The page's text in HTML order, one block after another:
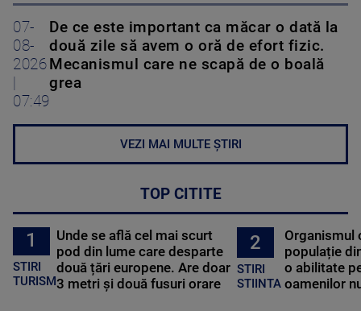
07-
08-
2026
07:49
De ce este important ca măcar o dată la
două zile să avem o oră de efort fizic.
Mecanismul care ne scapă de o boală
grea
VEZI MAI MULTE ȘTIRI
TOP CITITE
1
STIRI
TURISM
Unde se află cel mai scurt
pod din lume care desparte
două țări europene. Are doar
3 metri și două fusuri orare
2
STIRI
STIINTA
Organismul
populație
o abilitate
oamenilor